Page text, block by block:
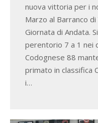
nuova vittoria per i
Marzo al Barranco
Giornata di Andata.
perentorio 7 a 1 nei
Codognese 88
primato in classifica
i…